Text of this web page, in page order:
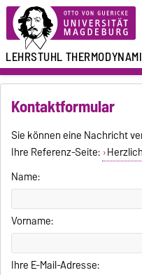
LEHRSTUHL
Kontaktformular
Sie können eine Nachricht
Ihre Referenz-Seite:
Name:
Vorname:
Ihre E-Mail-Adresse: